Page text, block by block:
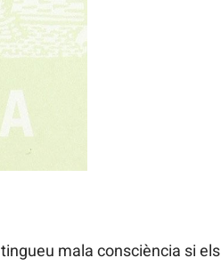
mala consciència si els